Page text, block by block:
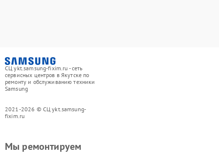
СЦ ykt.samsung-fixim.ru - сеть
сервисных центров в Якутске по
ремонту и обслуживанию техники
Samsung
2021-2026 © СЦ ykt.samsung-
fixim.ru
Мы ремонтируем